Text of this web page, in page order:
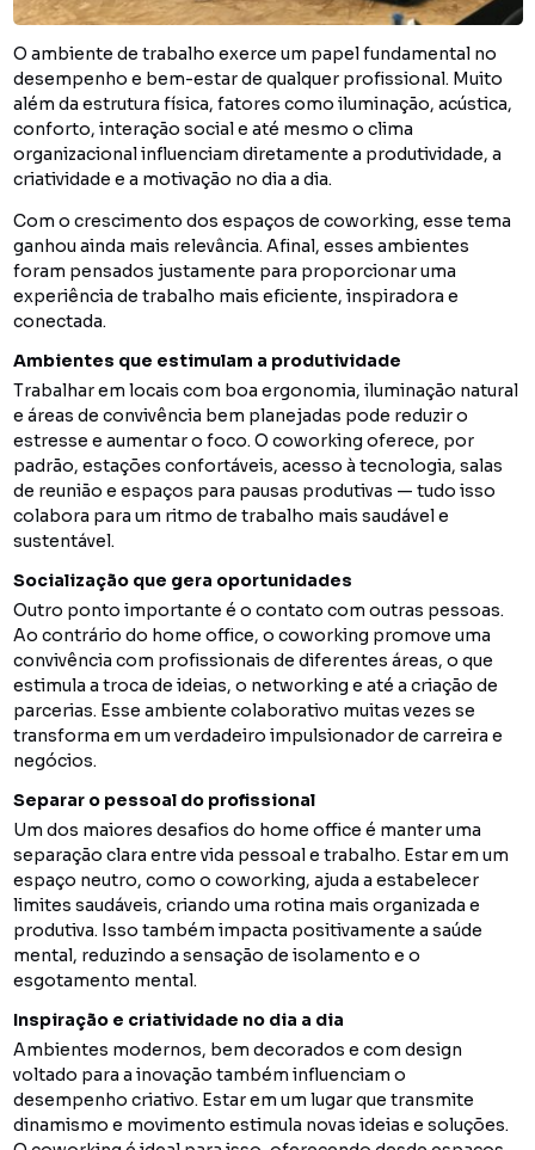
O ambiente de trabalho exerce um papel fundamental no
desempenho e bem-estar de qualquer profissional. Muito
além da estrutura física, fatores como iluminação, acústica,
conforto, interação social e até mesmo o clima
organizacional influenciam diretamente a produtividade, a
criatividade e a motivação no dia a dia.
Com o crescimento dos espaços de coworking, esse tema
ganhou ainda mais relevância. Afinal, esses ambientes
foram pensados justamente para proporcionar uma
experiência de trabalho mais eficiente, inspiradora e
conectada.
Ambientes que estimulam a produtividade
Trabalhar em locais com boa ergonomia, iluminação natural
e áreas de convivência bem planejadas pode reduzir o
estresse e aumentar o foco. O coworking oferece, por
padrão, estações confortáveis, acesso à tecnologia, salas
de reunião e espaços para pausas produtivas — tudo isso
colabora para um ritmo de trabalho mais saudável e
sustentável.
Socialização que gera oportunidades
Outro ponto importante é o contato com outras pessoas.
Ao contrário do home office, o coworking promove uma
convivência com profissionais de diferentes áreas, o que
estimula a troca de ideias, o networking e até a criação de
parcerias. Esse ambiente colaborativo muitas vezes se
transforma em um verdadeiro impulsionador de carreira e
negócios.
Separar o pessoal do profissional
Um dos maiores desafios do home office é manter uma
separação clara entre vida pessoal e trabalho. Estar em um
espaço neutro, como o coworking, ajuda a estabelecer
limites saudáveis, criando uma rotina mais organizada e
produtiva. Isso também impacta positivamente a saúde
mental, reduzindo a sensação de isolamento e o
esgotamento mental.
Inspiração e criatividade no dia a dia
Ambientes modernos, bem decorados e com design
voltado para a inovação também influenciam o
desempenho criativo. Estar em um lugar que transmite
dinamismo e movimento estimula novas ideias e soluções.